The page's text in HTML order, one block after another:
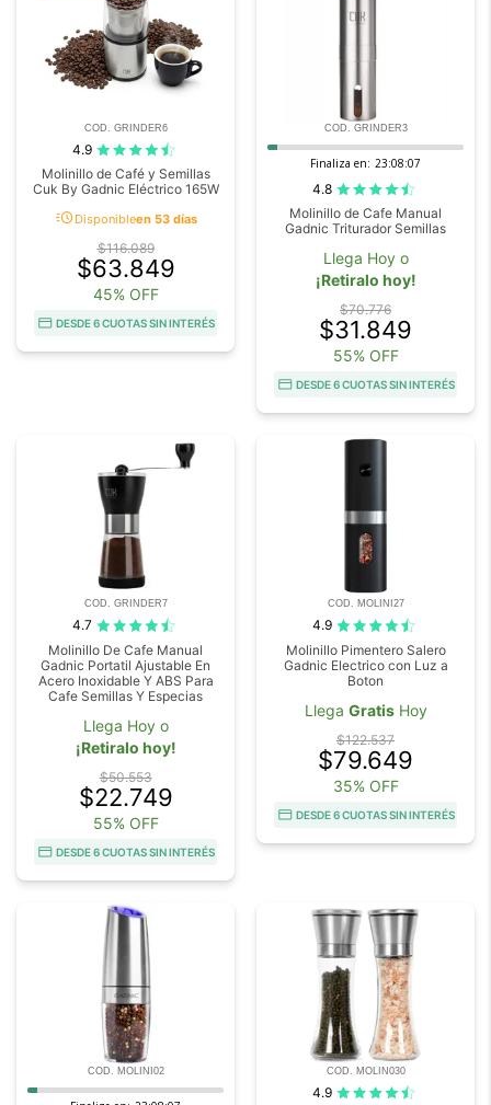
COD. GRINDER6
4.9
Molinillo de Café y Semillas
Cuk By Gadnic Eléctrico 165W
acuteDisponibleen 53 días
$116.089
$63.849
45% OFF
DESDE 6 CUOTAS SIN INTERÉS
COD. GRINDER3
Finaliza en: 23:08:07
4.8
Molinillo de Cafe Manual
Gadnic Triturador Semillas
Llega Hoy o
¡Retiralo hoy!
$70.776
$31.849
55% OFF
DESDE 6 CUOTAS SIN INTERÉS
COD. GRINDER7
4.7
Molinillo De Cafe Manual
Gadnic Portatil Ajustable En
Acero Inoxidable Y ABS Para
Cafe Semillas Y Especias
Llega Hoy o
¡Retiralo hoy!
$50.553
$22.749
55% OFF
DESDE 6 CUOTAS SIN INTERÉS
COD. MOLINI27
4.9
Molinillo Pimentero Salero
Gadnic Electrico con Luz a
Boton
Llega GratisHoy
$122.537
$79.649
35% OFF
DESDE 6 CUOTAS SIN INTERÉS
COD. MOLINI02 COD. MOLIN030
4.9